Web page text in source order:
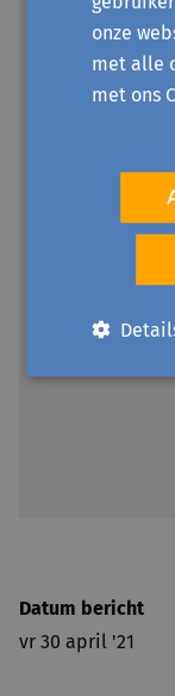
Datum bericht
vr 30 april '21
onze
met alle
met ons